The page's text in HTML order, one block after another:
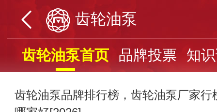
齿轮油泵
齿轮油泵首页 品牌投票 知
齿轮油泵品牌排行榜，齿轮油泵厂家